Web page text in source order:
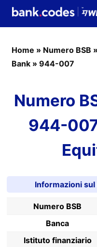
Home » Numero BSB »
Bank » 944-007
Numero
944-
Informazioni
Numero BSB
Banca
Istituto finanziario